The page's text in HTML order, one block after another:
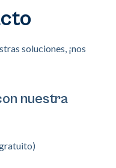
soluciones, ¡nos
nuestra